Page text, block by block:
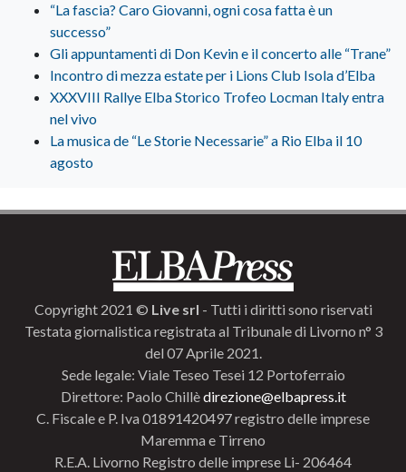
“La fascia? Caro Giovanni, ogni cosa fatta è un
successo”
Gli appuntamenti di Don Kevin e il concerto alle “Trane”
Incontro di mezza estate per i Lions Club Isola d’Elba
XXXVIII Rallye Elba Storico Trofeo Locman Italy entra
nel vivo
La musica de “Le Storie Necessarie” a Rio Elba il 10
agosto
Copyright 2021 © Live srl - Tutti i diritti sono riservati
Testata giornalistica registrata al Tribunale di Livorno n° 3
del 07 Aprile 2021.
Sede legale: Viale Teseo Tesei 12 Portoferraio
Direttore: Paolo Chillèdirezione@elbapress.it
C. Fiscale e P. Iva 01891420497 registro delle imprese
Maremma e Tirreno
R.E.A. Livorno Registro delle imprese Li- 206464